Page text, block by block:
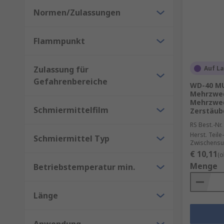
Normen/Zulassungen
Flammpunkt
Zulassung für
Gefahrenbereiche
Schmiermittelfilm
Schmiermittel Typ
Betriebstemperatur min.
Länge
Auf
WD-40
RS Best.-Nr.
Herst.
€ 10,11
Menge